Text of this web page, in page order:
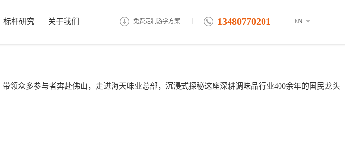
标杆研究 关于我们 EN
免费定制游学方案 13480770201
领众多参与者奔赴佛山，走进海天味业总部，沉浸式探秘这座深耕调味品行业400余年的国民龙头